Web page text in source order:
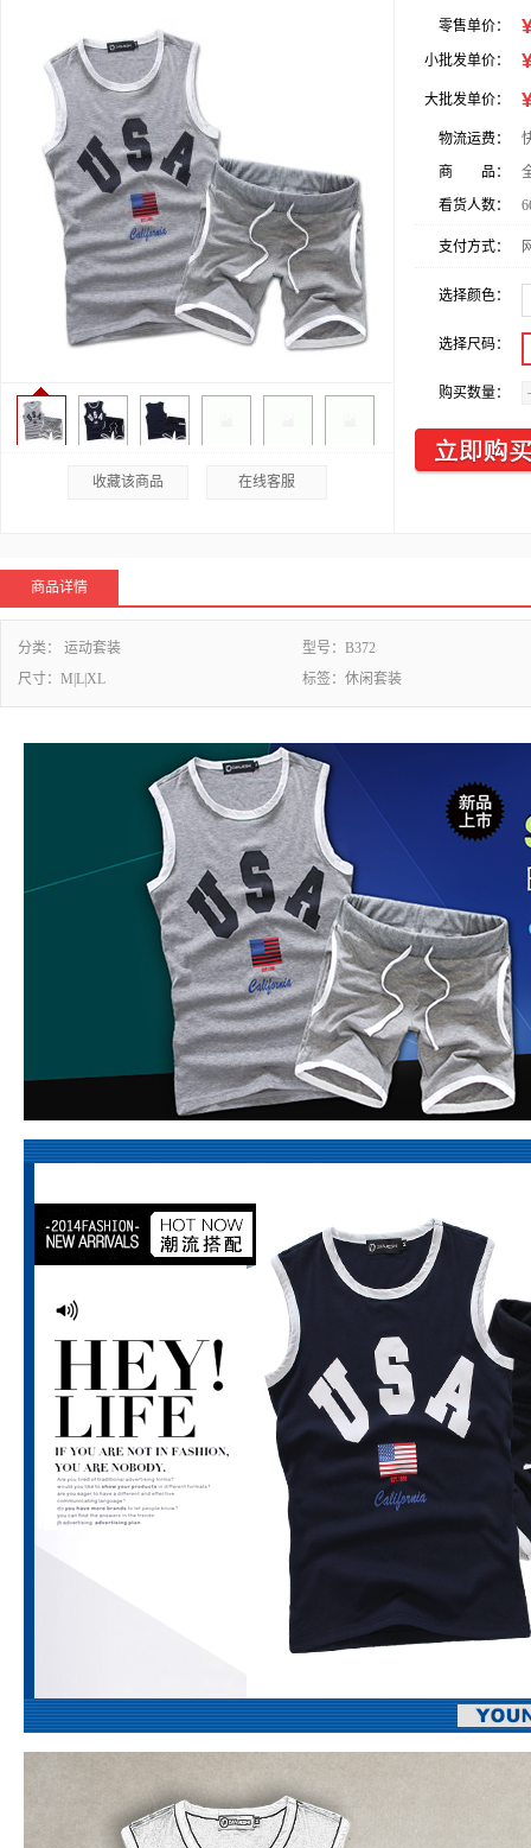
收藏该商品 在线客服
零售单价：
小批发单价：
大批发单价：
物流运费：
商 品：
看货人数：
支付方式：
选择颜色：
选择尺码：
购买数量：
商品详情
分类： 运动套装 型号： B372
尺寸： M|L|XL 标签： 休闲套装